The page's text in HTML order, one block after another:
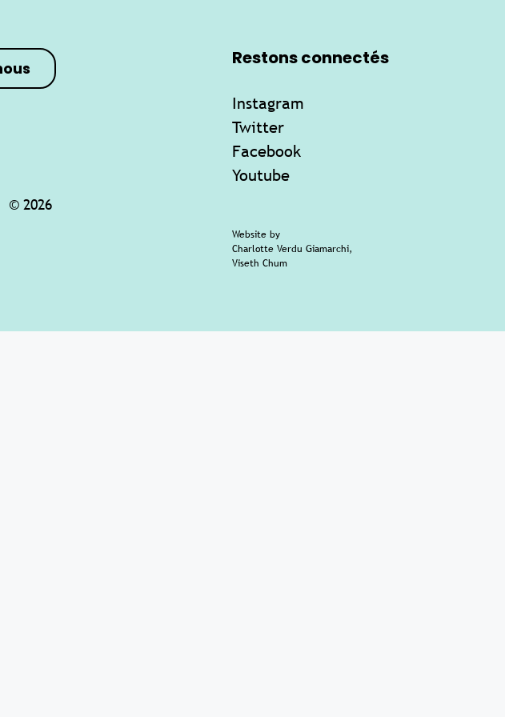
© 2026
Restons connectés
Instagram
Twitter
Facebook
Youtube
Website by
Charlotte Verdu Giamarchi,
Viseth Chum